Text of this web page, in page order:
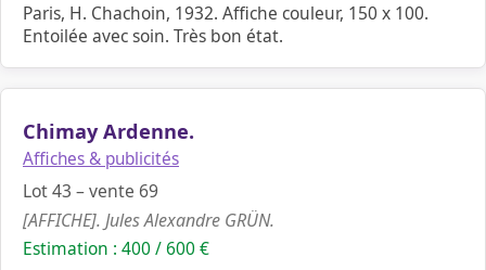
Paris, H. Chachoin, 1932. Affiche couleur, 150 x 100.
Entoilée avec soin. Très bon état.
Chimay Ardenne.
Affiches & publicités
Lot 43 – vente 69
[AFFICHE]. Jules Alexandre GRÜN.
Estimation : 400 / 600 €